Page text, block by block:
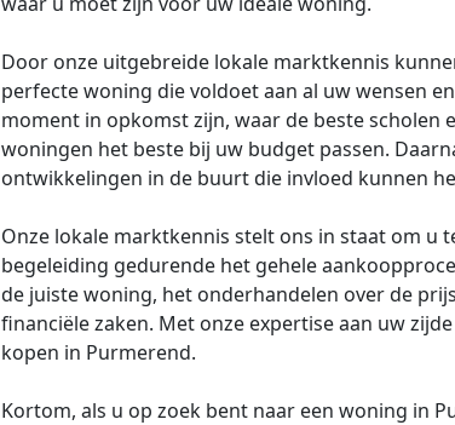
Door onze uitgebreide lokale marktkennis
perfecte woning die voldoet aan al uw wensen
moment in opkomst zijn, waar de beste scholen
woningen het beste bij uw budget passen.
ontwikkelingen in de buurt die invloed kunnen
Onze lokale marktkennis stelt ons in staat om u
begeleiding gedurende het gehele
de juiste woning, het onderhandelen over de
financiële zaken. Met onze expertise aan uw
kopen in Purmerend.
Kortom, als u op zoek bent naar een woning in